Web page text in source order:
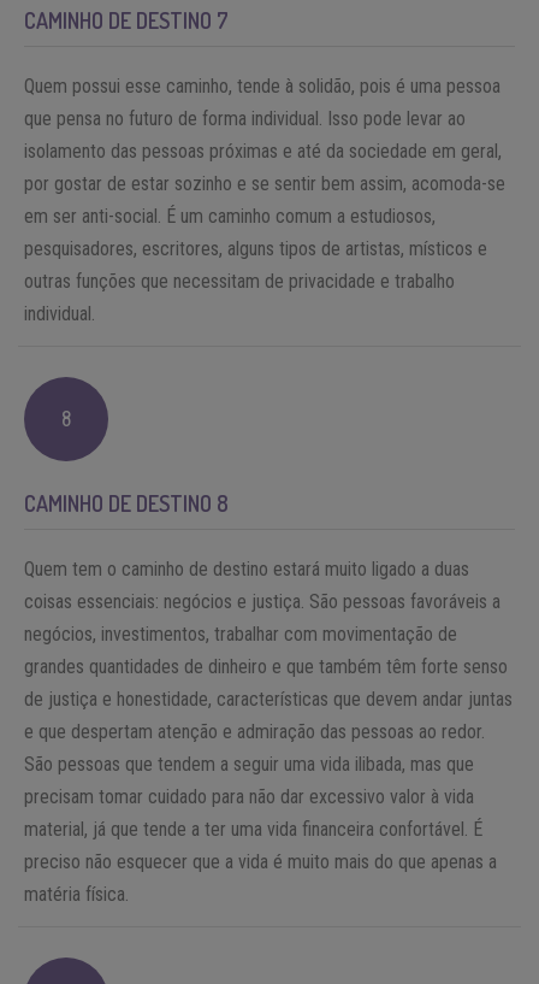
CAMINHO DE DESTINO 7
Quem possui esse caminho, tende à solidão, pois é uma pessoa
que pensa no futuro de forma individual. Isso pode levar ao
isolamento das pessoas próximas e até da sociedade em geral,
por gostar de estar sozinho e se sentir bem assim, acomoda-se
em ser anti-social. É um caminho comum a estudiosos,
pesquisadores, escritores, alguns tipos de artistas, místicos e
outras funções que necessitam de privacidade e trabalho
individual.
8
CAMINHO DE DESTINO 8
Quem tem o caminho de destino estará muito ligado a duas
coisas essenciais: negócios e justiça. São pessoas favoráveis a
negócios, investimentos, trabalhar com movimentação de
grandes quantidades de dinheiro e que também têm forte senso
de justiça e honestidade, características que devem andar juntas
e que despertam atenção e admiração das pessoas ao redor.
São pessoas que tendem a seguir uma vida ilibada, mas que
precisam tomar cuidado para não dar excessivo valor à vida
material, já que tende a ter uma vida financeira confortável. É
preciso não esquecer que a vida é muito mais do que apenas a
matéria física.